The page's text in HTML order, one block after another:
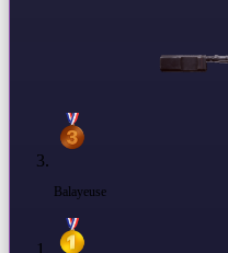
Balayeuse